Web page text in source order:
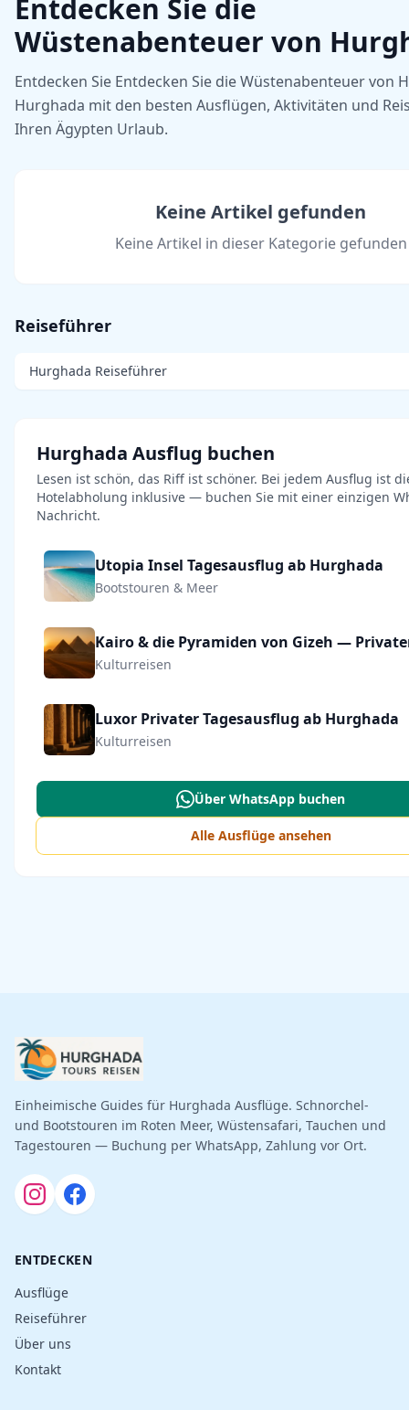
Entdecken Sie die
Wüstenabenteuer von
Entdecken Sie Entdecken Sie die Wüstenabenteuer von
Hurghada mit den besten Ausflügen, Aktivitäten und
Ihren Ägypten Urlaub.
Keine Artikel gefunden
Keine Artikel in dieser Kategorie gefunden
Reiseführer
Hurghada Reiseführer
Hurghada Ausflug buchen
Lesen ist schön, das Riff ist schöner. Bei jedem Ausflug ist
Hotelabholung inklusive — buchen Sie mit einer einzigen
Nachricht.
Utopia Insel Tagesausflug ab Hurghada
Bootstouren & Meer
Kulturreisen
Luxor Privater Tagesausflug ab Hurghada
Kulturreisen
Über WhatsApp buchen
Alle Ausflüge ansehen
Einheimische Guides für Hurghada Ausflüge. Schnorchel-
und Bootstouren im Roten Meer, Wüstensafari, Tauchen und
Tagestouren — Buchung per WhatsApp, Zahlung vor Ort.
ENTDECKEN
Ausflüge
Reiseführer
Über uns
Kontakt